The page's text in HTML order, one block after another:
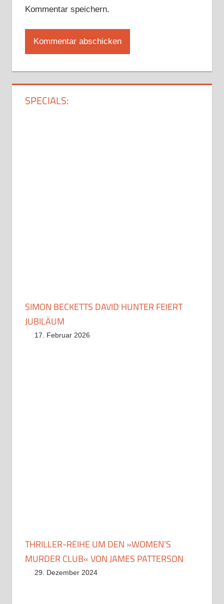
Kommentar speichern.
SPECIALS:
SIMON BECKETTS DAVID HUNTER FEIERT
JUBILÄUM
17. Februar 2026
THRILLER-REIHE UM DEN »WOMEN’S
MURDER CLUB« VON JAMES PATTERSON
29. Dezember 2024